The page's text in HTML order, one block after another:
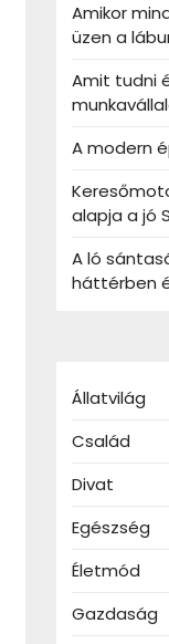
Amikor
üzen a
Amit tudni
A modern
alapja a jó
A ló
háttérben
Állatvilág
Család
Divat
Egészség
Életmód
Gazdaság